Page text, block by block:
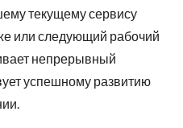
текущему сервису
или следующий рабочий
непрерывный
успешному развитию